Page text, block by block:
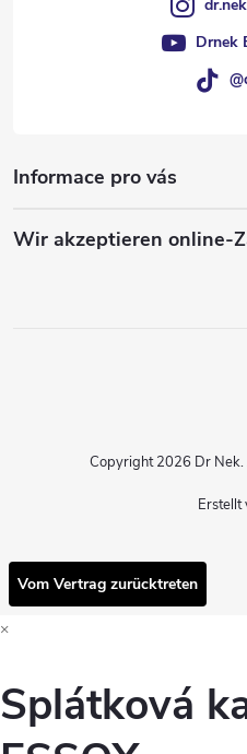
Drnek
Informace pro vás
Wir akzeptieren online-
Erstellt
Copyright 2026 Dr Nek
Vom Vertrag zurücktreten
×
Splátková